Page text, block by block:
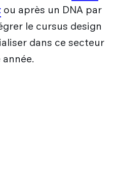
ou après un DNA par
le cursus design
dans ce secteur